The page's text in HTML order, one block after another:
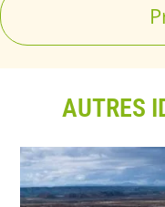
AUTRES